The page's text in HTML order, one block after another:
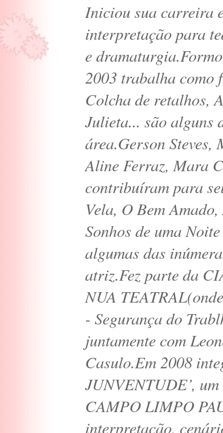
Iniciou sua carreira
interpretação para
e
2003 trabalha como
Colcha de retalhos,
Julieta... são alguns
área.Gerson
Aline Ferraz, Mara
contribuíram para
Vela, O Bem
Sonhos de uma
algumas das
atriz.Fez parte da
NUA
- Segurança do
juntamente com
Casulo.Em 2008
JUNVENTUDE’,
CAMPO LIMPO
interpretação,